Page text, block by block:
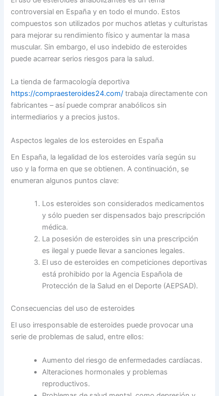
controversial en España y en todo el mundo. Estos
compuestos son utilizados por muchos atletas y culturistas
para mejorar su rendimiento físico y aumentar la masa
muscular. Sin embargo, el uso indebido de esteroides
puede acarrear serios riesgos para la salud.
La tienda de farmacología deportiva
https://compraesteroides24.com/ trabaja directamente con
fabricantes – así puede comprar anabólicos sin
intermediarios y a precios justos.
Aspectos legales de los esteroides en España
En España, la legalidad de los esteroides varía según su
uso y la forma en que se obtienen. A continuación, se
enumeran algunos puntos clave:
Los esteroides son considerados medicamentos
y sólo pueden ser dispensados bajo prescripción
médica.
La posesión de esteroides sin una prescripción
es ilegal y puede llevar a sanciones legales.
El uso de esteroides en competiciones deportivas
está prohibido por la Agencia Española de
Protección de la Salud en el Deporte (AEPSAD).
Consecuencias del uso de esteroides
El uso irresponsable de esteroides puede provocar una
serie de problemas de salud, entre ellos:
Aumento del riesgo de enfermedades cardíacas.
Alteraciones hormonales y problemas
reproductivos.